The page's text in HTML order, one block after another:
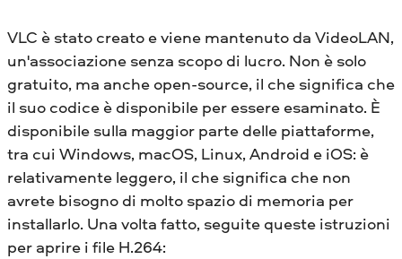
VLC è stato creato e viene mantenuto da VideoLAN,
un'associazione senza scopo di lucro. Non è solo
gratuito, ma anche open-source, il che significa che
il suo codice è disponibile per essere esaminato. È
disponibile sulla maggior parte delle piattaforme,
tra cui Windows, macOS, Linux, Android e iOS: è
relativamente leggero, il che significa che non
avrete bisogno di molto spazio di memoria per
installarlo. Una volta fatto, seguite queste istruzioni
per aprire i file H.264: